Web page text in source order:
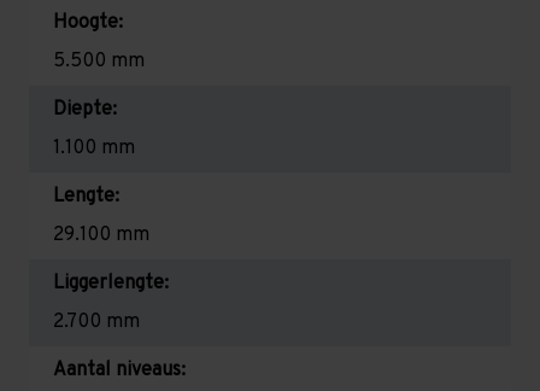
Hoogte:
5.500 mm
Diepte:
1.100 mm
Lengte:
29.100 mm
Liggerlengte:
2.700 mm
Aantal niveaus: